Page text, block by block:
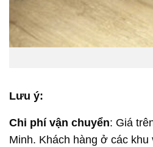
Lưu ý:
Chi phí vận chuyển: Giá
Minh. Khách hàng ở các